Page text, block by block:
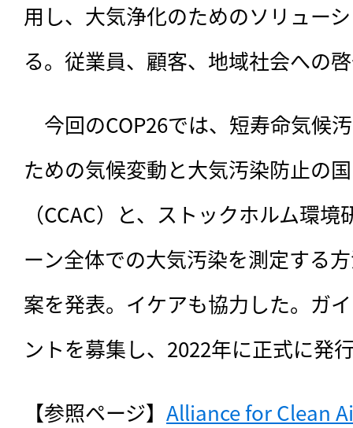
用し、大気浄化のためのソリュー
る。従業員、顧客、地域社会への
今回のCOP26では、短寿命気候
ための気候変動と大気汚染防止の
（CCAC）と、ストックホルム環
ーン全体での大気汚染を測定する
案を発表。イケアも協力した。ガ
ントを募集し、2022年に正式に発
【参照ページ】 Alliance for Clean